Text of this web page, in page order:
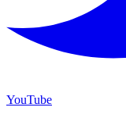
YouTube